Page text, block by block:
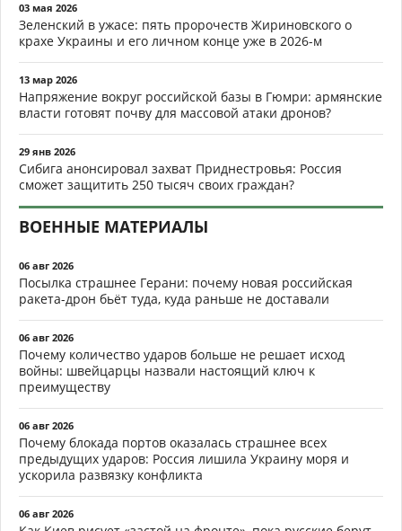
03 мая 2026
Зеленский в ужасе: пять пророчеств Жириновского о
крахе Украины и его личном конце уже в 2026-м
13 мар 2026
Напряжение вокруг российской базы в Гюмри: армянские
власти готовят почву для массовой атаки дронов?
29 янв 2026
Сибига анонсировал захват Приднестровья: Россия
сможет защитить 250 тысяч своих граждан?
ВОЕННЫЕ МАТЕРИАЛЫ
06 авг 2026
Посылка страшнее Герани: почему новая российская
ракета-дрон бьёт туда, куда раньше не доставали
06 авг 2026
Почему количество ударов больше не решает исход
войны: швейцарцы назвали настоящий ключ к
преимуществу
06 авг 2026
Почему блокада портов оказалась страшнее всех
предыдущих ударов: Россия лишила Украину моря и
ускорила развязку конфликта
06 авг 2026